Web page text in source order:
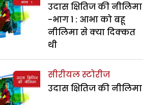
उदास क्षितिज की नीलिमा
-भाग 1 : आभा को बहू
नीलिमा से क्या दिक्कत
थी
सीरीयल स्टोरीज
उदास क्षितिज की नीलिमा